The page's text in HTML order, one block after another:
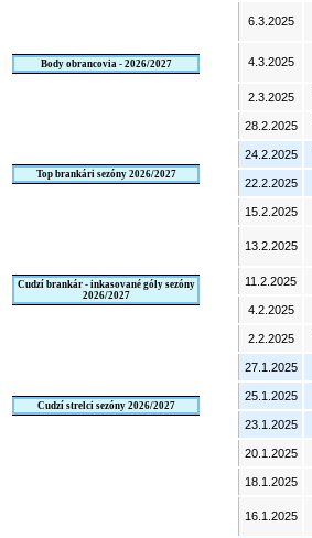
Body obrancovia - 2026/2027
Top brankári sezóny 2026/2027
Cudzí brankár - inkasované góly sezóny
2026/2027
Cudzí strelci sezóny 2026/2027
6.3.2025
4.3.2025
2.3.2025
28.2.2025
24.2.2025
22.2.2025
15.2.2025
13.2.2025
11.2.2025
4.2.2025
2.2.2025
27.1.2025
25.1.2025
23.1.2025
20.1.2025
18.1.2025
16.1.2025